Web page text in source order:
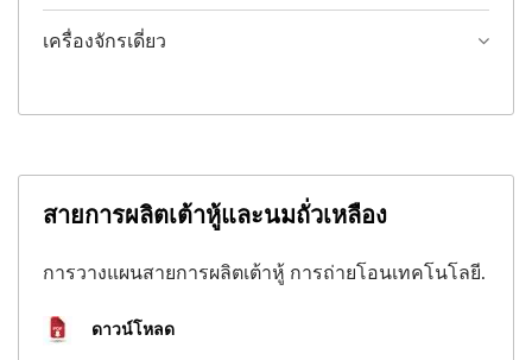
เครื่องจักรเดี่ยว
สายการผลิตเต้าหู้และนมถั่วเหลือง
การวางแผนสายการผลิตเต้าหู้ การถ่ายโอนเทคโนโลยี.
ดาวน์โหลด